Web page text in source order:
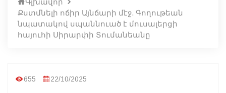
Քստմնելի ոճիր Այնճարի մէջ. Գողութեան
նպատակով սպաննուած է մուսալերցի
հայուհի Սիրարփի Տումանեանը
655 22/10/2025